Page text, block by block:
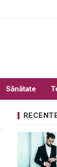
Sănătate